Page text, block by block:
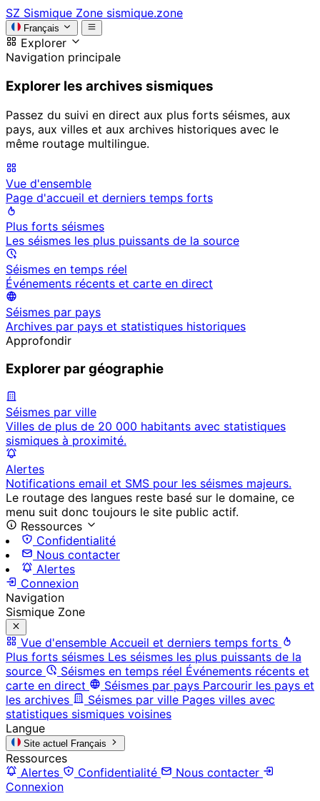
SZ Sismique Zone sismique.zone
Français
Explorer
Navigation principale
Explorer les archives sismiques
Passez du suivi en direct aux plus forts séismes, aux
pays, aux villes et aux archives historiques avec le
même routage multilingue.
Vue d'ensemble
Page d'accueil et derniers temps forts
Plus forts séismes
Les séismes les plus puissants de la source
Séismes en temps réel
Événements récents et carte en direct
Séismes par pays
Archives par pays et statistiques historiques
Approfondir
Explorer par géographie
Séismes par ville
Villes de plus de 20 000 habitants avec statistiques
sismiques à proximité.
Alertes
Notifications email et SMS pour les séismes majeurs.
Le routage des langues reste basé sur le domaine, ce
menu suit donc toujours le site public actif.
Ressources
Confidentialité
Nous contacter
Alertes
Connexion
Navigation
Sismique Zone
Vue d'ensemble Accueil et derniers temps forts
Plus forts séismes Les séismes les plus puissants de la
source
Séismes en temps réel Événements récents et
carte en direct
Séismes par pays Parcourir les pays et
les archives
Séismes par ville Pages villes avec
statistiques sismiques voisines
Langue
Site actuel Français
Ressources
Alertes
Confidentialité
Nous contacter
Connexion